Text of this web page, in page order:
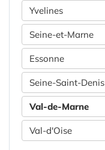
Yvelines
Seine-et-Marne
Essonne
Seine-Saint-Denis
Val-de-Marne
Val-d'Oise